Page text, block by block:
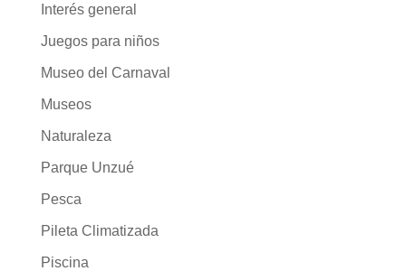
Interés general
Juegos para niños
Museo del Carnaval
Museos
Naturaleza
Parque Unzué
Pesca
Pileta Climatizada
Piscina